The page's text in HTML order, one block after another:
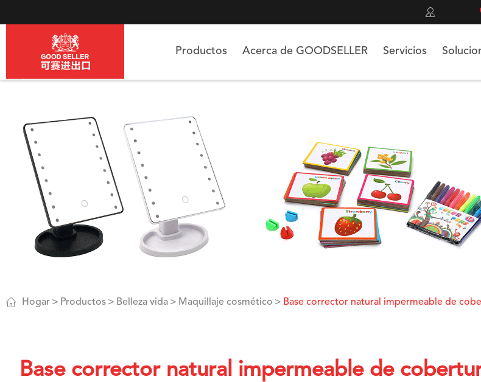

Productos Acerca de GOODSELLER Servicios
 Hogar Productos Belleza vida Maquillaje cosmético Base corrector natural impermeable de
Base corrector natural impermeable de